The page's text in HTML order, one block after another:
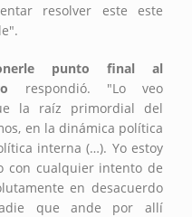
resolver este este
punto final al
respondió. "Lo veo
la raíz primordial del
en la dinámica política
interna (…). Yo estoy
con cualquier intento de
en desacuerdo
que ande por allí